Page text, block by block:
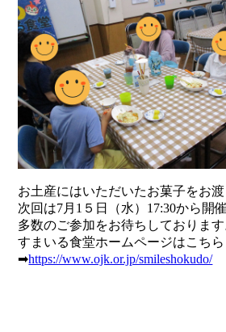
お土産にはいただいたお菓子をお渡
次回は7月1５日（水）17:30から開
多数のご参加をお待ちしております
すまいる食堂ホームページはこちら
➡https://www.ojk.or.jp/smileshokudo/